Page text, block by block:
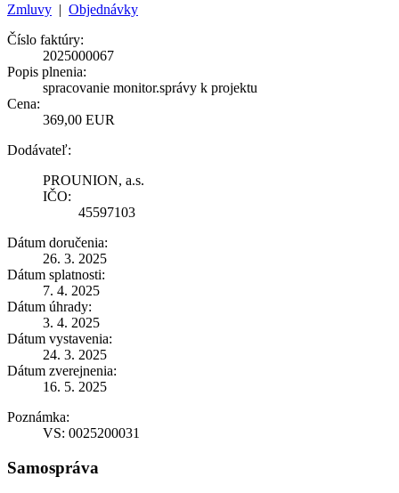
Zmluvy | Objednávky
Číslo faktúry:
2025000067
Popis plnenia:
spracovanie monitor.správy k projektu
Cena:
369,00 EUR
Dodávateľ:
PROUNION, a.s.
IČO:
45597103
Dátum doručenia:
26. 3. 2025
Dátum splatnosti:
7. 4. 2025
Dátum úhrady:
3. 4. 2025
Dátum vystavenia:
24. 3. 2025
Dátum zverejnenia:
16. 5. 2025
Poznámka:
VS: 0025200031
Samospráva